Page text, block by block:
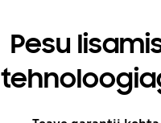
Pesu
pesumasin